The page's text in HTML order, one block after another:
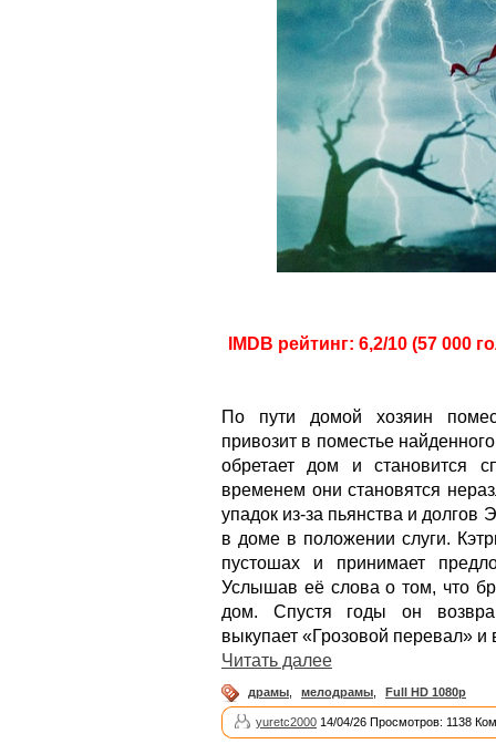
IMDB рейтинг: 6,2/10 (57 000
По пути домой хозяин
привозит в поместье
обретает дом и становится
временем они становятся
упадок из-за пьянства и
в доме в положении слуги.
пустошах и принимает
Услышав её слова о том, что
дом. Спустя годы он
выкупает «Грозовой перевал» и
Читать далее
драмы мелодрамы Full HD 1080p
yuretc2000 14/04/26 Просмотров: 1138